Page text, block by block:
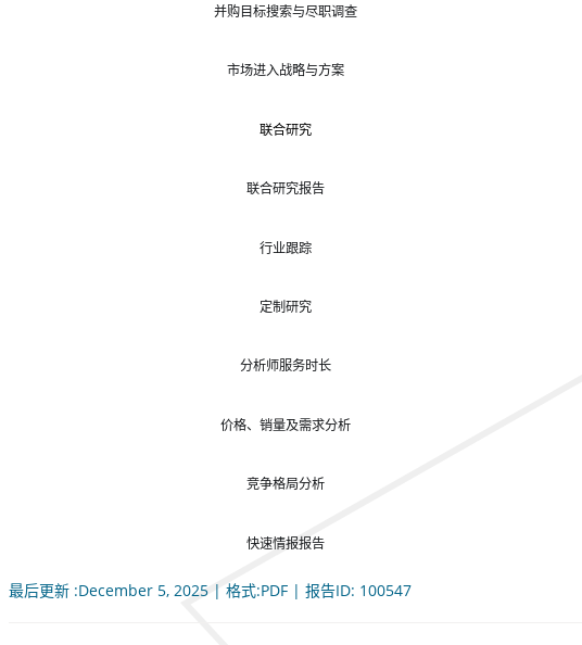
并购目标搜索与尽职调查
市场进入战略与方案
联合研究
联合研究报告
行业跟踪
定制研究
分析师服务时长
价格、销量及需求分析
竞争格局分析
快速情报报告
最后更新 :December 5, 2025 | 格式:PDF | 报告ID: 100547